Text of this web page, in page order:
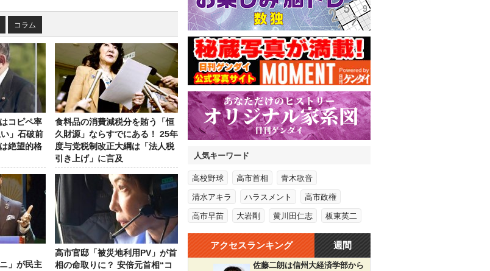
コラム
コピペ率
」石破前
絶望的格
食料品の消費減税分を賄う「恒
久財源」ならすでにある！ 25年
度与党税制改正大綱は「法人税
引き上げ」に言及
」が民主
高市官邸「被災地利用PV」が首
相の命取りに？ 安倍元首相“コ
人気キーワード
高校野球 高市首相 青木歌音
清水アキラ ハラスメント 高市政権
高市早苗 大岩剛 黄川田仁志 板東英二
アクセスランキング 週間
佐藤二朗は信州大経済学部から